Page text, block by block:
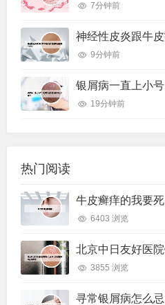
7分钟前
9分钟前
19分钟前
热门阅读
牛皮癣痒的我要死
6403 浏览
3855 浏览